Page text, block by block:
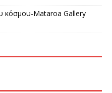
κόσμου-Mataroa Gallery